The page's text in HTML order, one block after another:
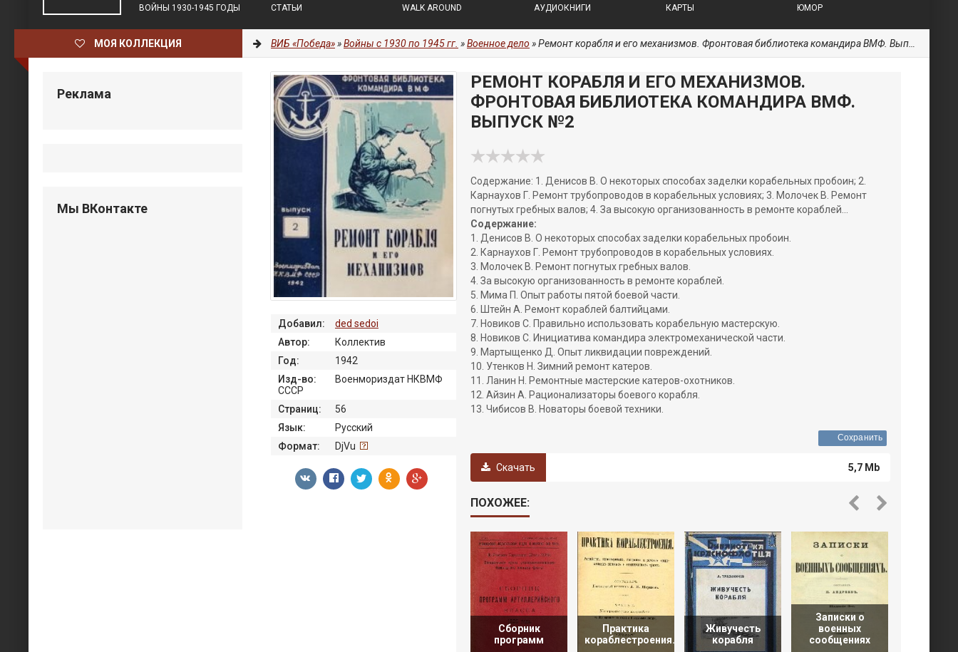
ВОЙНЫ 1930-1945 ГОДЫ
СТАТЬИ
WALK AROUND
АУДИОКНИГИ
КАРТЫ
ЮМОР
МОЯ КОЛЛЕКЦИЯ ВИБ «Победа»»Войны с 1930 по 1945 гг. »Военное дело » Ремонт корабля и его механизмов. Фронтовая библиотека командира ВМФ. Выпуск №2
РЕМОНТ КОРАБЛЯ И ЕГО МЕХАНИЗМОВ.
ФРОНТОВАЯ БИБЛИОТЕКА КОМАНДИРА ВМФ.
ВЫПУСК №2
Содержание: 1. Денисов В. О некоторых способах заделки корабельных пробоин; 2.
Карнаухов Г. Ремонт трубопроводов в корабельных условиях; 3. Молочек В. Ремонт
погнутых гребных валов; 4. За высокую организованность в ремонте кораблей...
Содержание:
1. Денисов В. О некоторых способах заделки корабельных пробоин.
2. Карнаухов Г. Ремонт трубопроводов в корабельных условиях.
3. Молочек В. Ремонт погнутых гребных валов.
4. За высокую организованность в ремонте кораблей.
5. Мима П. Опыт работы пятой боевой части.
6. Штейн А. Ремонт кораблей балтийцами.
7. Новиков С. Правильно использовать корабельную мастерскую.
8. Новиков С. Инициатива командира электромеханической части.
9. Мартыщенко Д. Опыт ликвидации повреждений.
10. Утенков Н. Зимний ремонт катеров.
11. Ланин Н. Ремонтные мастерские катеров-охотников.
12. Айзин А. Рационализаторы боевого корабля.
13. Чибисов В. Новаторы боевой техники.
Сохранить
Скачать 5,7 Mb
Добавил:
ded sedoi
Автор:
Коллектив
Год:
1942
Изд-во:
Военмориздат НКВМФ
СССР
Страниц:
56
Язык:
Русский
Формат:
DjVu
ПОХОЖЕЕ:
Сборник
программ
Практика
кораблестроения.
Живучесть
корабля
Записки о
военных
сообщениях
Реклама
Мы ВКонтакте